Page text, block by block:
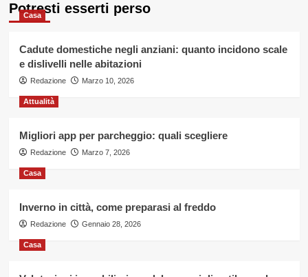
Potresti esserti perso
Casa
Cadute domestiche negli anziani: quanto incidono scale
e dislivelli nelle abitazioni
Redazione Marzo 10, 2026
Attualità
Migliori app per parcheggio: quali scegliere
Redazione Marzo 7, 2026
Casa
Inverno in città, come preparasi al freddo
Redazione Gennaio 28, 2026
Casa